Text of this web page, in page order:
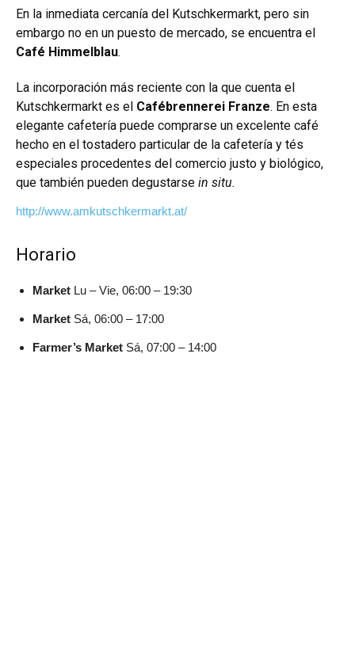
En la inmediata cercanía del Kutschkermarkt, pero sin
embargo no en un puesto de mercado, se encuentra el
Café Himmelblau.
La incorporación más reciente con la que cuenta el
Kutschkermarkt es el Cafébrennerei Franze. En esta
elegante cafetería puede comprarse un excelente café
hecho en el tostadero particular de la cafetería y tés
especiales procedentes del comercio justo y biológico,
que también pueden degustarse in situ.
http://www.amkutschkermarkt.at/
Horario
Market Lu – Vie, 06:00 – 19:30
Market Sá, 06:00 – 17:00
Farmer’s Market Sá, 07:00 – 14:00